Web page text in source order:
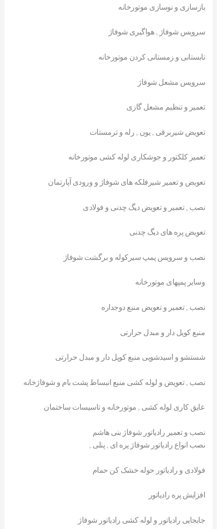
بازسازی و نوسازی موتورخانه
سرویس شوفاژ , هواگیری شوفاژ
تابستانی و زمستانی کردن موتورخانه
سرویس مشعل شوفاژ
تعمیر و تنظیم مشعل گازی
تعویض شیربرقی , یون , رله و ترمستات
تعمیر کلکتور و جوشکاری لوله کشی موتورخانه
تعویض و تعمیر شیرفلکه های شوفاژ و ورودی آپارتمان
نصب , تعمیر و تعویض دیگ چدنی و فولادی
تعویض پره های دیگ چدنی
نصب و سرویس پمپ سیرکوله و برگشت شوفاژ
وسایر پمپهای موتورخانه
نصب , تعمیر و تعویض منبع دوجداره
منبع کویل دار و مبدل حرارتی
شستشو و اسیدشویی منبع کویل دار و مبدل حرارتی
نصب , تعویض و لوله کشی منبع انبساط پشت بام و شوفاژخانه
عایق کاری لوله کشی , موتورخانه و تاسیسات ساختمان
نصب و تعمیر رادیاتور شوفاژ بنی هاشم
نصب انواع رادیاتور شوفاژ پره ای , پنلی ,
فولادی و رادیاتور حوله خشک کن حمام
افزایش پره رادیاتور
جابجایی رادیاتور و لوله کشی رادیاتور شوفاژ